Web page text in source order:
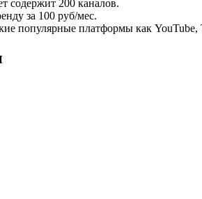
содержит 200 каналов.
за 100 руб/мес.
популярные платформы как